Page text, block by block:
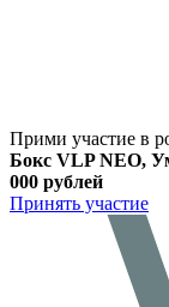
Прими участие в
Бокс VLP NEO,
000 рублей
Принять участие